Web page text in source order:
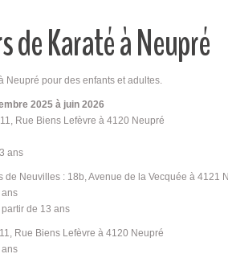
de Karaté à Neupré
Neupré pour des enfants et adultes.
2025 à juin 2026
Rue Biens Lefèvre à 4120 Neupré
ans
Neuvilles : 18b, Avenue de la Vecquée à 4121
ans
de 13 ans
Rue Biens Lefèvre à 4120 Neupré
ans